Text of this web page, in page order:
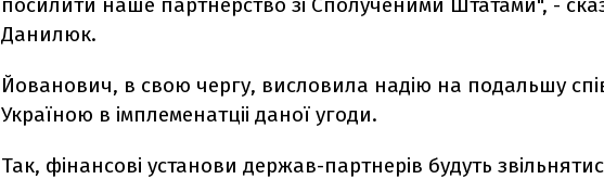
Данилюк.
Йованович, в свою чергу, висловила надію на подальшу
Україною в імплеменатціі даної угоди.
Так, фінансові установи держав-партнерів будуть